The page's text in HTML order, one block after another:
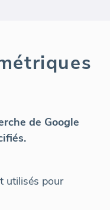
de Google
utilisés pour